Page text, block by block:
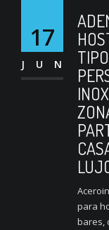
17
JUN
para
bares,